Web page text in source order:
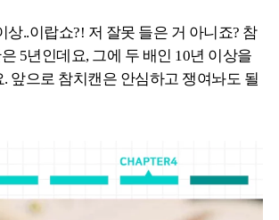
상..이랍쇼?! 저 잘못 들은 거 아니죠? 참
5년인데요, 그에 두 배인 10년 이상을
앞으로 참치캔은 안심하고 쟁여놔도 될